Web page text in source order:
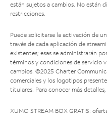
están sujetos a cambios. No están
restricciones.
Puede solicitarse la activación de
través de cada aplicación de
existentes; esas se administrarán
términos y condiciones de servicio
cambios. ©2025 Charter
comerciales y los logotipos
titulares. Para conocer más
XUMO STREAM BOX GRATIS: